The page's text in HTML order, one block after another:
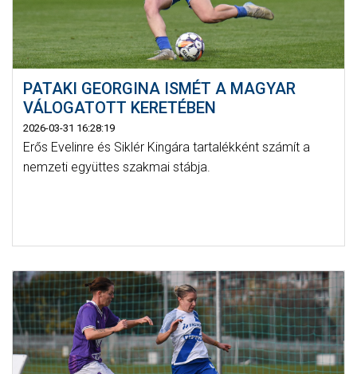
PATAKI GEORGINA ISMÉT A MAGYAR
VÁLOGATOTT KERETÉBEN
2026-03-31 16:28:19
Erős Evelinre és Siklér Kingára tartalékként számít a
nemzeti együttes szakmai stábja.